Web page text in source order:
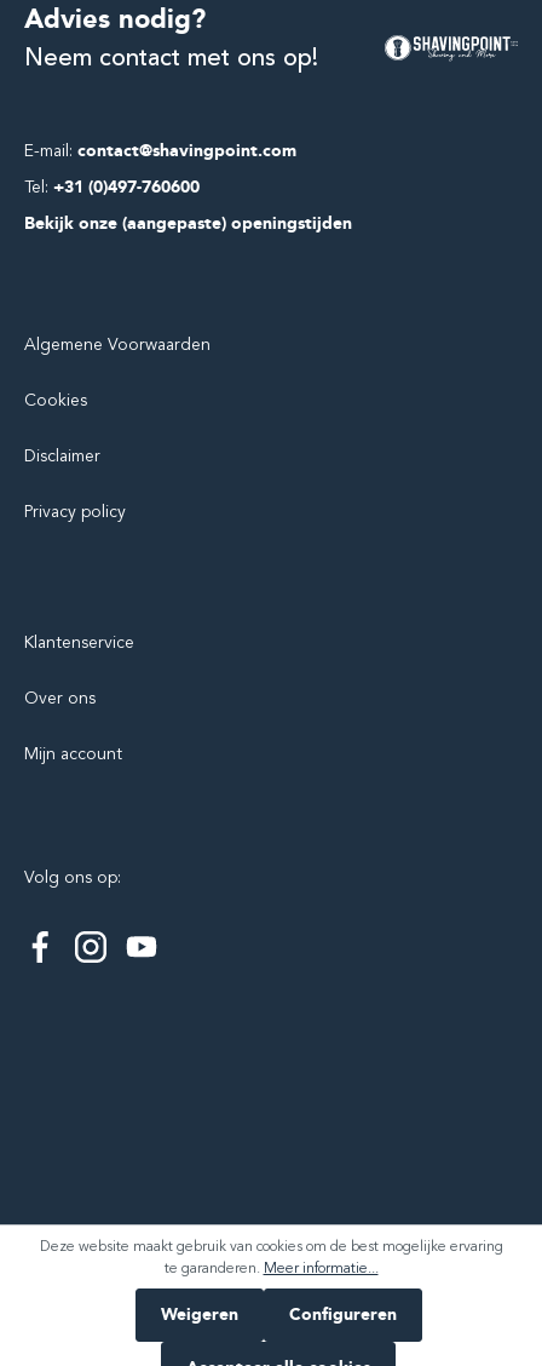
Log in om de prijzen te kunnen zien
E-mail: contact@shavingpoint.com
Tel: +31 (0)497-760600
Bekijk onze (aangepaste) openingstijden
Advies nodig?
Neem contact met ons op!
Algemene Voorwaarden
Cookies
Disclaimer
Privacy policy
Klantenservice
Over ons
Mijn account
Volg ons op:
Deze website maakt gebruik van cookies om de best mogelijke ervaring
te garanderen. Meer informatie...
Weigeren Configureren